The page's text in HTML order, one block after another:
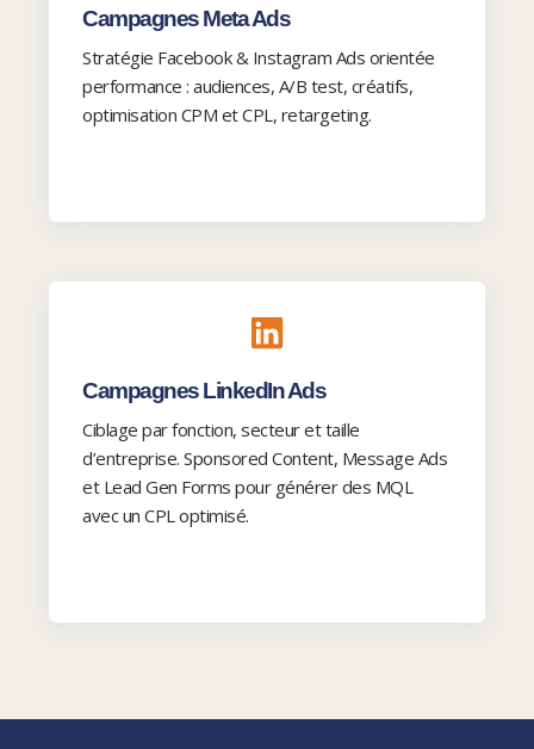
Campagnes Meta Ads
Stratégie Facebook & Instagram Ads orientée
performance : audiences, A/B test, créatifs,
optimisation CPM et CPL, retargeting.
Campagnes LinkedIn Ads
Ciblage par fonction, secteur et taille
d’entreprise. Sponsored Content, Message Ads
et Lead Gen Forms pour générer des MQL
avec un CPL optimisé.